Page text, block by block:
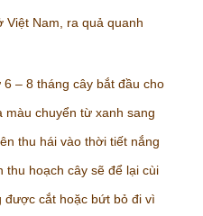
Nam, ra quả quanh
6 – 8 tháng cây bắt đầu cho
màu chuyển từ xanh sang
thu hái vào thời tiết nắng
thu hoạch cây sẽ để lại cùi
được cắt hoặc bứt bỏ đi vì